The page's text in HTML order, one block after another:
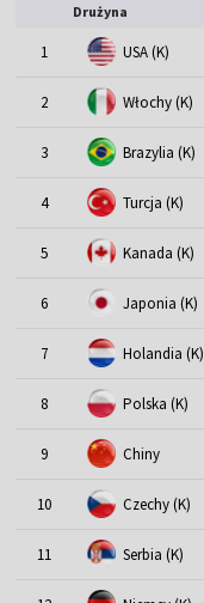
Drużyna
1 USA (K)
2 Włochy (K)
3 Brazylia (K)
4 Turcja (K)
5 Kanada (K)
6 Japonia (K)
7 Holandia (K)
8 Polska (K)
9 Chiny
10 Czechy (K)
11 Serbia (K)